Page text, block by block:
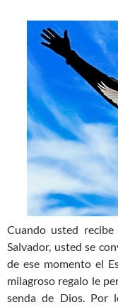
Cuando usted
Salvador, usted se
de ese momento el
milagroso regalo le
senda de Dios. Por